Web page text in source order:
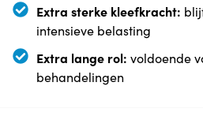
Extra sterke kleefkracht:
intensieve belasting
Extra lange rol: voldoende
behandelingen